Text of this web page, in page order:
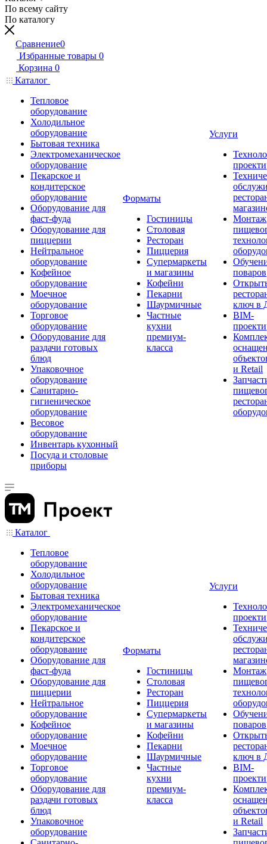
По всему сайту
По каталогу
Сравнение0
Избранные товары 0
Корзина 0
Каталог
Тепловое
оборудование
Холодильное
оборудование
Бытовая техника
Электромеханическое
оборудование
Пекарское и
кондитерское
оборудование
Оборудование для
фаст-фуда
Оборудование для
пиццерии
Нейтральное
оборудование
Кофейное
оборудование
Моечное
оборудование
Торговое
оборудование
Оборудование для
раздачи готовых
блюд
Упаковочное
оборудование
Санитарно-
гигиеническое
оборудование
Весовое
оборудование
Инвентарь кухонный
Посуда и столовые
приборы
Форматы
Гостиницы
Столовая
Ресторан
Пиццерия
Супермаркеты
и магазины
Кофейни
Пекарни
Шаурмичные
Частные
кухни
премиум-
класса
Услуги
Монтаж
поваров
ключ в
BIM-
и Retail
Каталог
Тепловое
оборудование
Холодильное
оборудование
Бытовая техника
Электромеханическое
оборудование
Пекарское и
кондитерское
оборудование
Оборудование для
фаст-фуда
Оборудование для
пиццерии
Нейтральное
оборудование
Кофейное
оборудование
Моечное
оборудование
Торговое
оборудование
Оборудование для
раздачи готовых
блюд
Упаковочное
оборудование
Форматы
Гостиницы
Столовая
Ресторан
Пиццерия
Супермаркеты
и магазины
Кофейни
Пекарни
Шаурмичные
Частные
кухни
премиум-
класса
Услуги
Монтаж
поваров
ключ в
BIM-
и Retail